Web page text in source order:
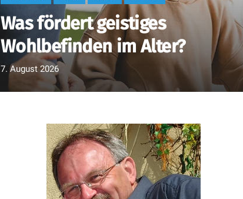
Was fördert geistiges
Wohlbefinden im Alter?
7. August 2026